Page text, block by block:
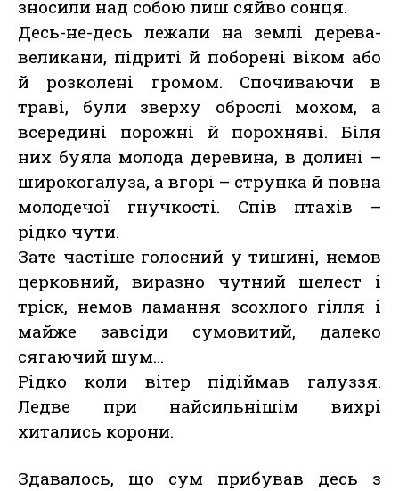
зносили над собою лиш сяйво сонця.
Десь-не-десь лежали на землі дерева-
великани, підриті й поборені віком або
й розколені громом. Спочиваючи в
траві, були зверху оброслі мохом, а
всередині порожні й порохняві. Біля
них буяла молода деревина, в долині –
широкогалуза, а вгорі – струнка й повна
молодечої гнучкості. Спів птахів –
рідко чути.
Зате частіше голосний у тишині, немов
церковний, виразно чутний шелест і
тріск, немов ламання зсохлого гілля і
майже завсіди сумовитий, далеко
сягаючий шум…
Рідко коли вітер підіймав галуззя.
Ледве при найсильнішім вихрі
хитались корони.
Здавалось, що сум прибував десь з